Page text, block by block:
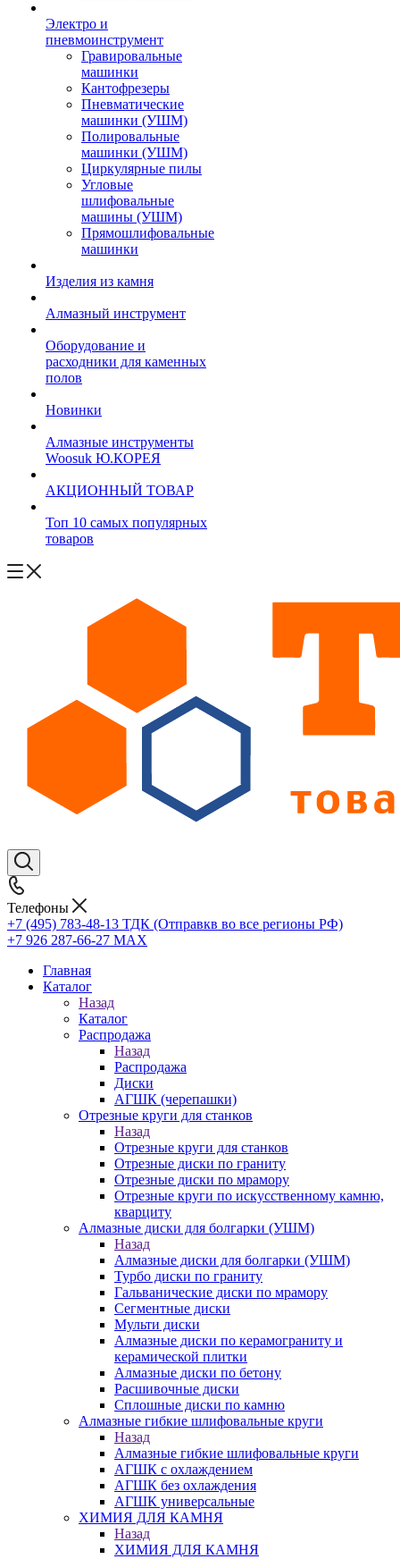
Электро и
пневмоинструмент
Гравировальные
машинки
Кантофрезеры
Пневматические
машинки (УШМ)
Полировальные
машинки (УШМ)
Циркулярные пилы
Угловые
шлифовальные
машины (УШМ)
Прямошлифовальные
машинки
Изделия из камня
Алмазный инструмент
Оборудование и
расходники для каменных
полов
Новинки
Алмазные инструменты
Woosuk Ю.КОРЕЯ
АКЦИОННЫЙ ТОВАР
Топ 10 самых популярных
товаров
Телефоны
+7 (495) 783-48-13 ТДК (Отправкв во все регионы РФ)
+7 926 287-66-27 МАХ
Главная
Каталог
Назад
Каталог
Распродажа
Назад
Распродажа
Диски
АГШК (черепашки)
Отрезные круги для станков
Назад
Отрезные круги для станков
Отрезные диски по граниту
Отрезные диски по мрамору
Отрезные круги по искусственному камню,
кварциту
Алмазные диски для болгарки (УШМ)
Назад
Алмазные диски для болгарки (УШМ)
Турбо диски по граниту
Гальванические диски по мрамору
Сегментные диски
Мульти диски
Алмазные диски по керамограниту и
керамической плитки
Алмазные диски по бетону
Расшивочные диски
Сплошные диски по камню
Алмазные гибкие шлифовальные круги
Назад
Алмазные гибкие шлифовальные круги
АГШК с охлаждением
АГШК без охлаждения
АГШК универсальные
ХИМИЯ ДЛЯ КАМНЯ
Назад
ХИМИЯ ДЛЯ КАМНЯ